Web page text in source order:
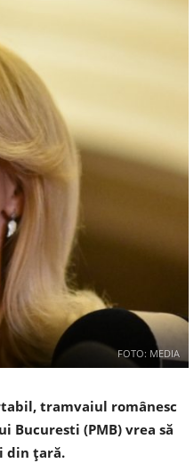
FOTO: MEDIA
tramvaiul românesc
(PMB) vrea să
din țară.